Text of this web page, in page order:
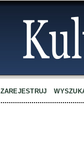
ZAREJESTRUJ